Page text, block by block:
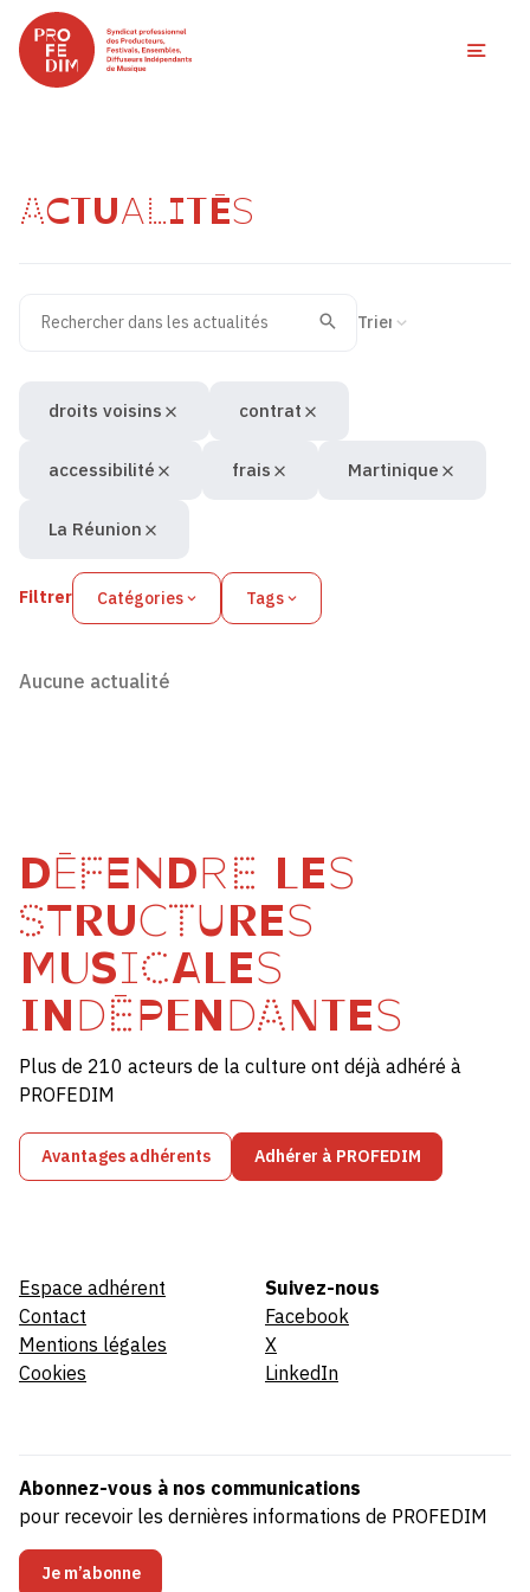
ACTUALITÉS
Recherche
Valider
Filtrer Catégories Tags
droits voisins contrat
accessibilité frais Martinique
La Réunion
Aucune actualité
DÉFENDRE LES
STRUCTURES
MUSICALES
INDÉPENDANTES
Plus de 210 acteurs de la culture ont déjà adhéré à
PROFEDIM
Avantages adhérents Adhérer à PROFEDIM
Espace adhérent
Contact
Mentions légales
Cookies
Suivez-nous
Facebook
X
LinkedIn
Abonnez-vous à nos communications
pour recevoir les dernières informations de PROFEDIM
Je m’abonne